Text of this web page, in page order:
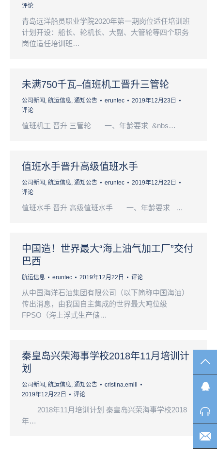
评论
青岛远洋船员职业学院2020年第一期岗位适任培训班
计划开设：船长、轮机长、大副、大管轮等四个职务
岗位适任培训班…
未满750千瓦–值班机工晋升三管轮
公司新闻 , 航运信息, 通知公告 eruntec
2019年12月23日
评论
值班机工 晋升 三管轮 一、年龄要求 &nbs…
值班水手晋升高级值班水手
公司新闻 , 航运信息, 通知公告 eruntec
2019年12月22日
评论
值班水手 晋升 高级值班水手 一、年龄要求 …
中国造！世界最大“海上油气加工厂”交付
巴西
航运信息 eruntec 2019年12月22日 评论
从中国海洋石油集团有限公司（以下简称中国海油）
传出消息，由我国自主集成的世界最大吨位级
FPSO（海上浮式生产储…
秦皇岛兴荣海事学校2018年11月培训计
划
公司新闻 , 航运信息, 通知公告
cristina.emill
2019年12月22日
评论
2018年11月培训计划 秦皇岛兴荣海事学校2018
年…